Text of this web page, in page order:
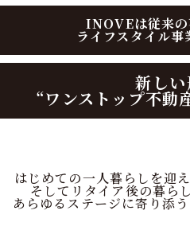
INOVEは従来
ライフスタイル事
新しい
“ワンストップ不動
はじめての一人暮らしを迎
そしてリタイア後の暮ら
あらゆるステージに寄り添う